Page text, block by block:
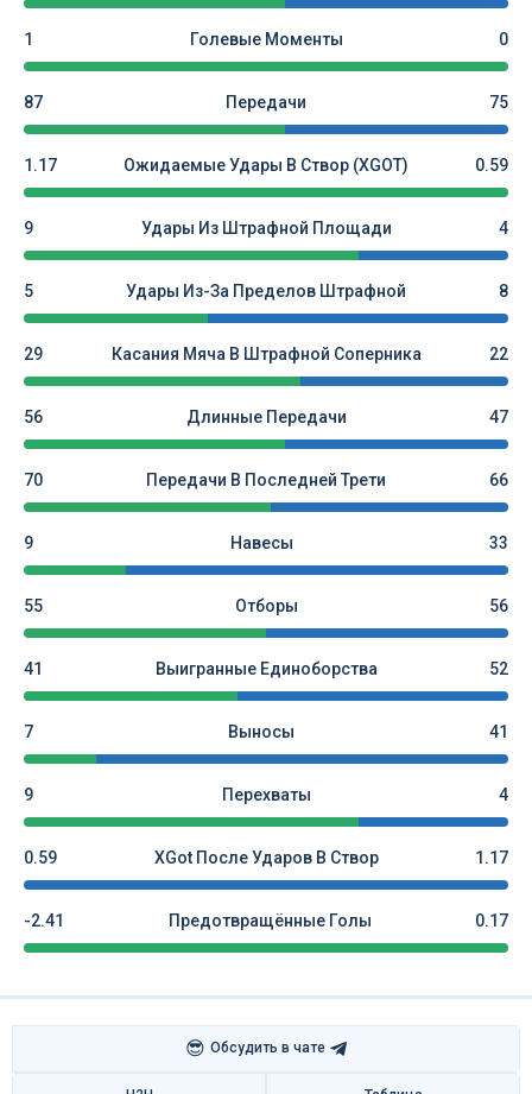
1 Голевые Моменты 0
87 Передачи 75
1.17 Ожидаемые Удары В Створ (xGOT) 0.59
9 Удары Из Штрафной Площади 4
5 Удары Из-За Пределов Штрафной 8
29 Касания Мяча В Штрафной Соперника 22
56 Длинные Передачи 47
70 Передачи В Последней Трети 66
9 Навесы 33
55 Отборы 56
41 Выигранные Единоборства 52
7 Выносы 41
9 Перехваты 4
0.59 XGot После Ударов В Створ 1.17
-2.41 Предотвращённые Голы 0.17
😎 Обсудить в чате